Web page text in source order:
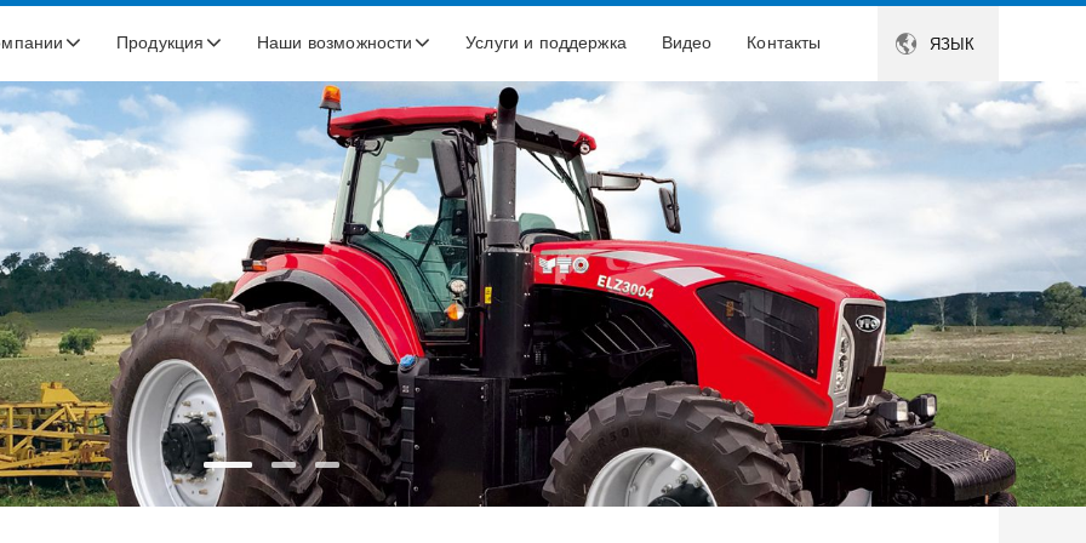
 ЯЗЫК
Продукция Наши возможности Услуги и поддержка Видео Контакты